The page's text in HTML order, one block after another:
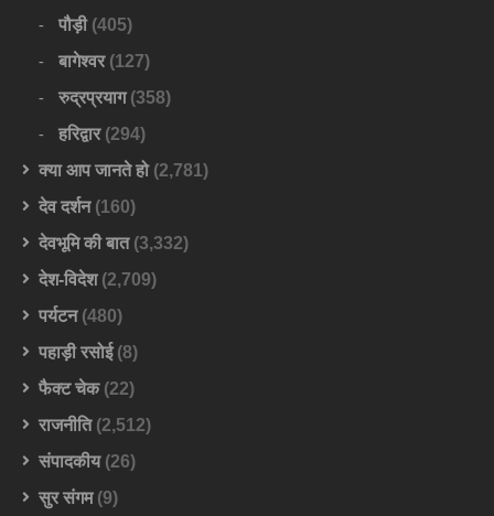
पौड़ी(405)
बागेश्वर(127)
रुद्रप्रयाग(358)
हरिद्वार(294)
क्या आप जानते हो(2,781)
देव दर्शन(160)
देवभूमि की बात(3,332)
देश-विदेश(2,709)
पर्यटन(480)
पहाड़ी रसोई(8)
फैक्ट चेक(22)
राजनीति(2,512)
संपादकीय(26)
सुर संगम(9)